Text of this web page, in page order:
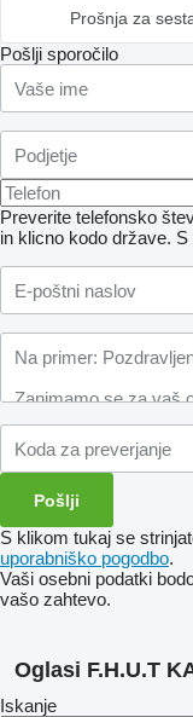
Prošnja za
Pošlji sporočilo
Preverite telefonsko
in klicno kodo države. S
S klikom tukaj se
uporabniško pogodbo.
Vaši osebni podatki
vašo zahtevo.
Oglasi F.H.U.T
Iskanje